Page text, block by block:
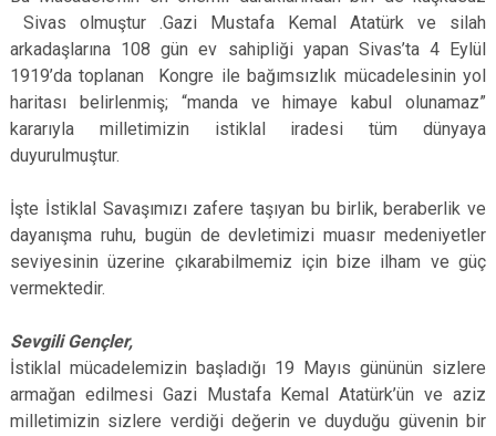
Sivas olmuştur .Gazi Mustafa Kemal Atatürk ve silah
arkadaşlarına 108 gün ev sahipliği yapan Sivas’ta 4 Eylül
1919’da toplanan Kongre ile bağımsızlık mücadelesinin yol
haritası belirlenmiş; “manda ve himaye kabul olunamaz”
kararıyla milletimizin istiklal iradesi tüm dünyaya
duyurulmuştur.
İşte İstiklal Savaşımızı zafere taşıyan bu birlik, beraberlik ve
dayanışma ruhu, bugün de devletimizi muasır medeniyetler
seviyesinin üzerine çıkarabilmemiz için bize ilham ve güç
vermektedir.
Sevgili Gençler,
İstiklal mücadelemizin başladığı 19 Mayıs gününün sizlere
armağan edilmesi Gazi Mustafa Kemal Atatürk’ün ve aziz
milletimizin sizlere verdiği değerin ve duyduğu güvenin bir